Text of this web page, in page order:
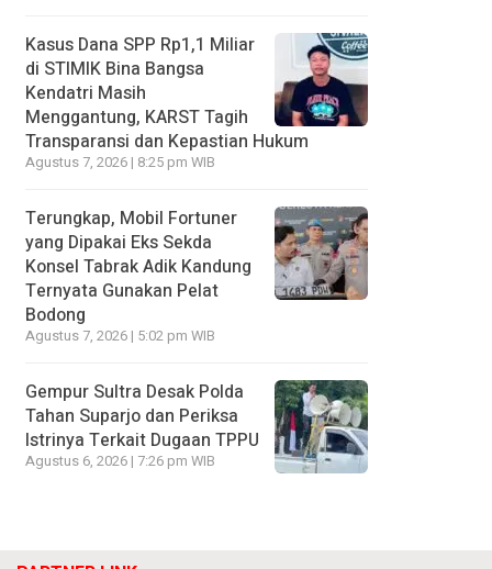
Kasus Dana SPP Rp1,1 Miliar
di STIMIK Bina Bangsa
Kendatri Masih
Menggantung, KARST Tagih
Transparansi dan Kepastian Hukum
Agustus 7, 2026 | 8:25 pm WIB
Terungkap, Mobil Fortuner
yang Dipakai Eks Sekda
Konsel Tabrak Adik Kandung
Ternyata Gunakan Pelat
Bodong
Agustus 7, 2026 | 5:02 pm WIB
Gempur Sultra Desak Polda
Tahan Suparjo dan Periksa
Istrinya Terkait Dugaan TPPU
Agustus 6, 2026 | 7:26 pm WIB